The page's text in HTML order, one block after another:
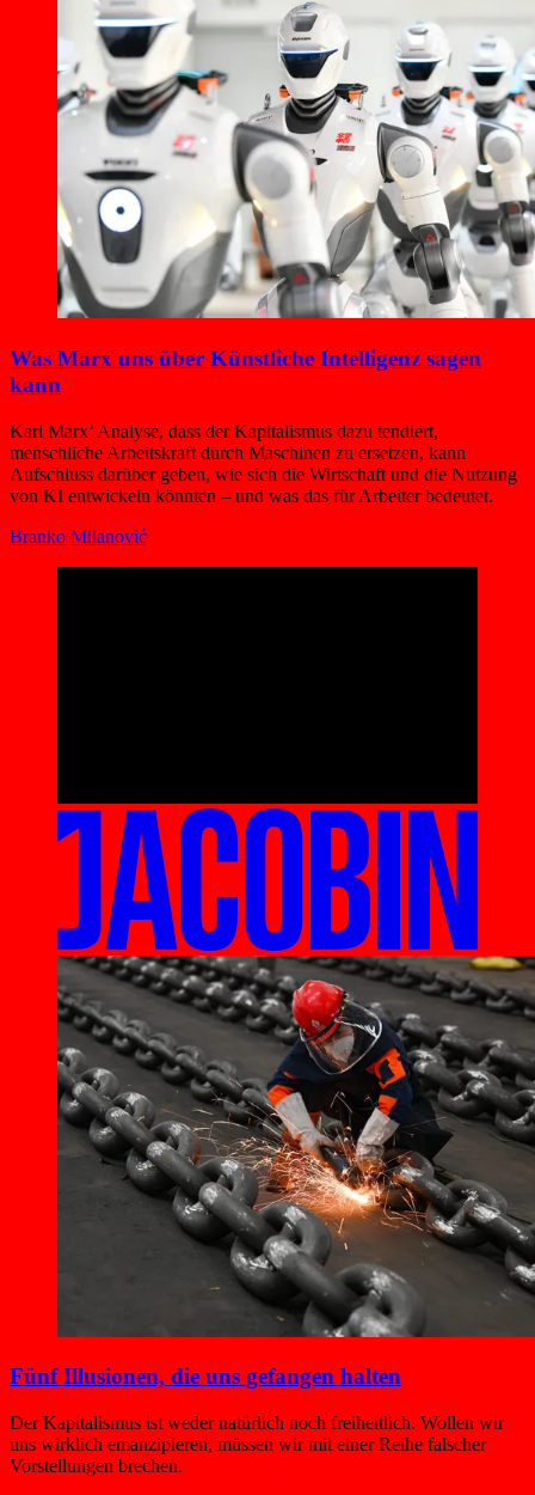
Was Marx uns über Künstliche Intelligenz sagen
kann
Karl Marx’ Analyse, dass der Kapitalismus dazu tendiert,
menschliche Arbeitskraft durch Maschinen zu ersetzen, kann
Aufschluss darüber geben, wie sich die Wirtschaft und die Nutzung
von KI entwickeln könnten – und was das für Arbeiter bedeutet.
Branko Milanović
Fünf Illusionen, die uns gefangen halten
Der Kapitalismus ist weder natürlich noch freiheitlich. Wollen wir
uns wirklich emanzipieren, müssen wir mit einer Reihe falscher
Vorstellungen brechen.